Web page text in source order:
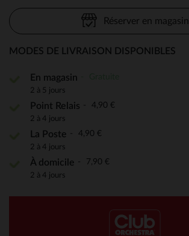
Réserver en magasin
MODES DE LIVRAISON DISPONIBLES
En magasin
2 à 5 jours
Point Relais 4,90 €
2 à 4 jours
La Poste 4,90 €
2 à 4 jours
À domicile 7,90 €
2 à 4 jours